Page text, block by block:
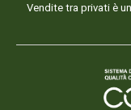
Vendite tra privati è